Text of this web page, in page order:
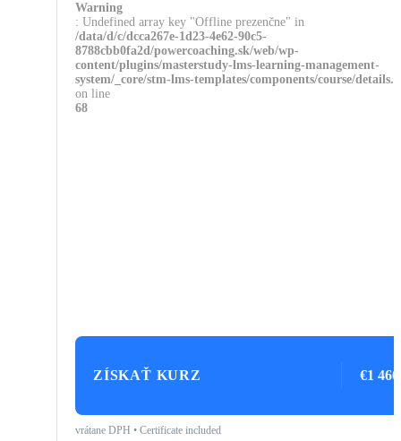
ZÍSKAŤ KURZ €1 460
vrátane DPH • Certificate included
Warning
: Undefined array key "Offline prezenčne" in
/data/d/c/dcca267e-1d23-4e62-90c5-
8788cbb0fa2d/powercoaching.sk/web/wp-
content/plugins/masterstudy-lms-learning-management-
system/_core/stm-lms-templates/components/course/
on line
68